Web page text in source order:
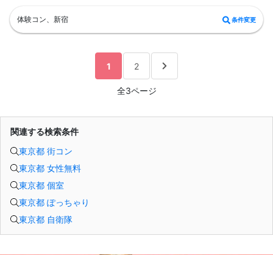
体験コン、新宿 条件変更
1 2
全3ページ
関連する検索条件
東京都 街コン
東京都 女性無料
東京都 個室
東京都 ぽっちゃり
東京都 自衛隊